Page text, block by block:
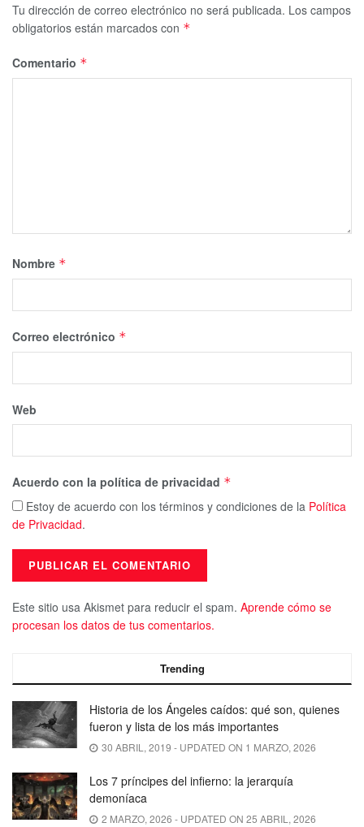
Tu dirección de correo electrónico no será publicada. Los campos
obligatorios están marcados con *
Comentario *
Nombre *
Correo electrónico *
Web
Acuerdo con la política de privacidad *
Estoy de acuerdo con los términos y condiciones de la Política
de Privacidad.
Este sitio usa Akismet para reducir el spam. Aprende cómo se
procesan los datos de tus comentarios.
Trending
Historia de los Ángeles caídos: qué son, quienes
fueron y lista de los más importantes
30 ABRIL, 2019 - UPDATED ON 1 MARZO, 2026
Los 7 príncipes del infierno: la jerarquía
demoníaca
2 MARZO, 2026 - UPDATED ON 25 ABRIL, 2026